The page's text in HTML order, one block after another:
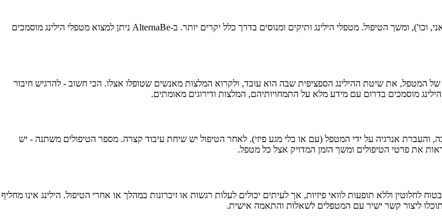
מחירי טיפול הילינג בדרום משתנים בהתאם לניסיון והיכולות של המטפל, סוג ההילינג (רייקי, ריפוי פראני, וכו'), ומשך הטיפול. מטפלי הילינג ותיקים ומנוסים בדרך כלל יקרים יותר. ב-AlternaBe ניתן למצוא מטפלי הילינג מוסמכים
המטפל, את שיטת ההילינג הספציפית שבה הוא עובד, ולקרוא המלצות מאנשים שטופלו אצלו. הכי חשוב - להרגיש חיבור
שיחה קצרה, שכיבה נוחה או ישיבה, והעברת אנרגיה על ידי המטפל (עם או בלי מגע פיזי). לאחר הטיפול יש שיחת עיבוד קצרה. מספר הטיפולים משתנה - יש
לחלוטין וללא תופעות לוואי פיזיות, אך לעיתים יכולים לעלות רגשות או זיכרונות במהלך או אחרי הטיפול. הילינג אינו מחליף